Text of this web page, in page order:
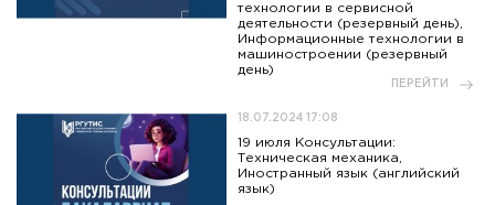
технологии в сервисной
деятельности (резервный день),
Информационные технологии в
машиностроении (резервный
день)
ПЕРЕЙТИ
18.07.2024 17:08
19 июля Консультации:
Техническая механика,
Иностранный язык (английский
язык)